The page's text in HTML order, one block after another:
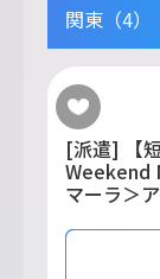
関東（4）
[派遣] 【
Weekend
マーラ＞